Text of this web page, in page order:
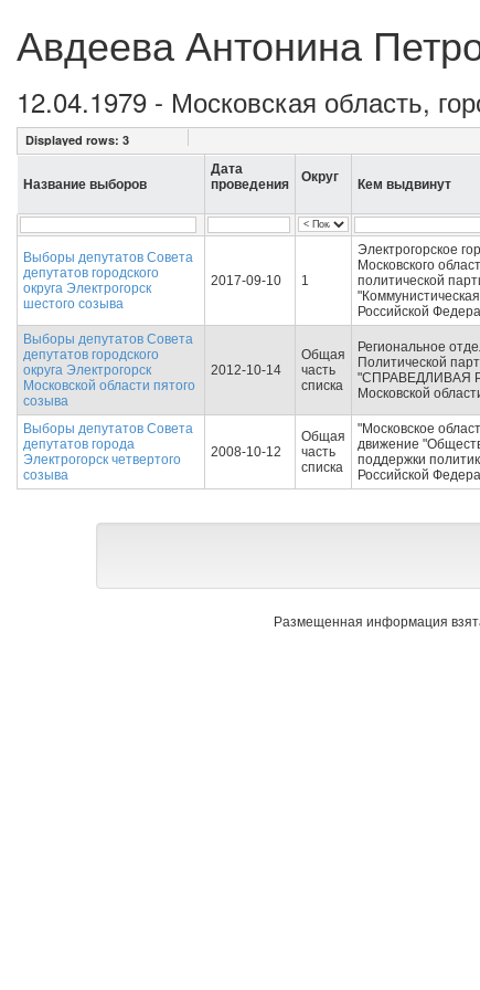
Авдеева Антонина
12.04.1979 - Московская область,
Displayed rows: 3
Название выборов
Дата
проведения
Округ Кем выдвинут
Выборы депутатов Совета
депутатов городского
округа Электрогорск
шестого созыва
2017-09-10 1
Электрогорское
Московского
политической
Российской
Выборы депутатов Совета
депутатов городского
округа Электрогорск
Московской области пятого
созыва
2012-10-14
Общая
часть
списка
Региональное
Политической
"СПРАВЕДЛИВАЯ
Московской
Выборы депутатов Совета
депутатов города
Электрогорск четвертого
созыва
2008-10-12
Общая
часть
списка
"Московское
движение
поддержки
Российской
Размещенная информация